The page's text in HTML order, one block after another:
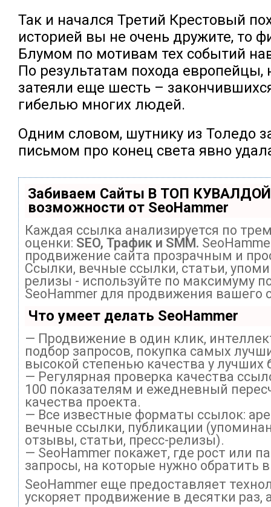
Так и начался Третий Крестовый
историей вы не очень дружите, то
Блумом по мотивам тех событий
По результатам похода европейцы,
затеяли еще шесть –
гибелью многих людей.
Одним словом, шутнику из Толедо
письмом про конец света явно
Забиваем Сайты В ТОП
возможности от SeoHammer
Каждая ссылка анализируется по
оценки: SEO, Трафик и SMM.
продвижение сайта прозрачным и
Ссылки, вечные ссылки, статьи,
релизы - используйте по максимуму
SeoHammer для продвижения вашего
Что умеет делать SeoHammer
— Продвижение в один клик,
подбор запросов, покупка самых
высокой степенью качества у лучших
— Регулярная проверка качества
100 показателям и ежедневный
качества проекта.
— Все известные форматы ссылок:
вечные ссылки, публикации
отзывы, статьи, пресс-релизы).
— SeoHammer покажет, где рост или
запросы, на которые нужно обратить
SeoHammer еще предоставляет
ускоряет продвижение в десятки раз,